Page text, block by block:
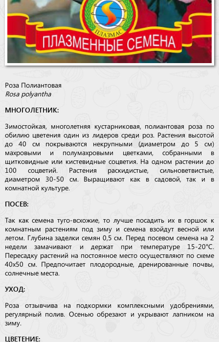
Роза Полиантовая
Rosa polyantha
МНОГОЛЕТНИК:
Зимостойкая, многолетняя кустарниковая, полиантовая роза по
обилию цветения один из лидеров среди роз. Растения высотой
до 40 см покрываются некрупными (диаметром до 5 см)
махровыми и полумахровыми цветками, собранными в
щитковидные или кистевидные соцветия. На одном растении до
100 соцветий. Растения раскидистые, сильноветвистые,
диаметром 30-50 см. Выращивают как в садовой, так и в
комнатной культуре.
ПОСЕВ:
Так как семена туго-всхожие, то лучше посадить их в горшок к
комнатным растениям под зиму и семена взойдут весной или
летом. Глубина заделки семян 0,5 см. Перед посевом семена на 2
недели замачивают и держат при температуре 15-20°С.
Пересадку растений на постоянное место осуществляют по схеме
40х50 см. Предпочитает плодородные, дренированные почвы,
солнечные места.
УХОД:
Роза отзывчива на подкормки комплексными удобрениями,
регулярный полив. Осенью обрезают и укрывают лапником на
зиму.
ЦВЕТЕНИЕ: